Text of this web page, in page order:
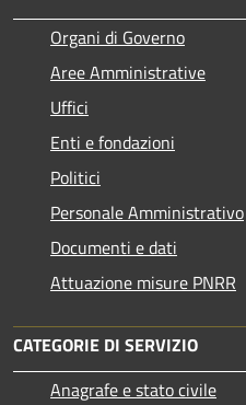
Organi di Governo
Aree Amministrative
Uffici
Enti e fondazioni
Politici
Personale Amministrativo
Documenti e dati
Attuazione misure PNRR
CATEGORIE DI SERVIZIO
Anagrafe e stato civile